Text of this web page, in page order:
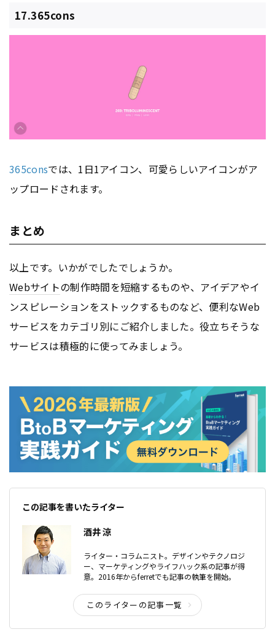
17.365cons
365consでは、1日1アイコン、可愛らしいアイコンがア
ップロードされます。
まとめ
以上です。いかがでしたでしょうか。
Webサイトの制作時間を短縮するものや、アイデアやイ
ンスピレーションをストックするものなど、便利なWeb
サービスをカテゴリ別にご紹介しました。役立ちそうな
サービスは積極的に使ってみましょう。
この記事を書いたライター
酒井 涼
ライター・コラムニスト。デザインやテクノロジ
ー、マーケティングやライフハック系の記事が得
意。2016年からferretでも記事の執筆を開始。
このライターの記事一覧